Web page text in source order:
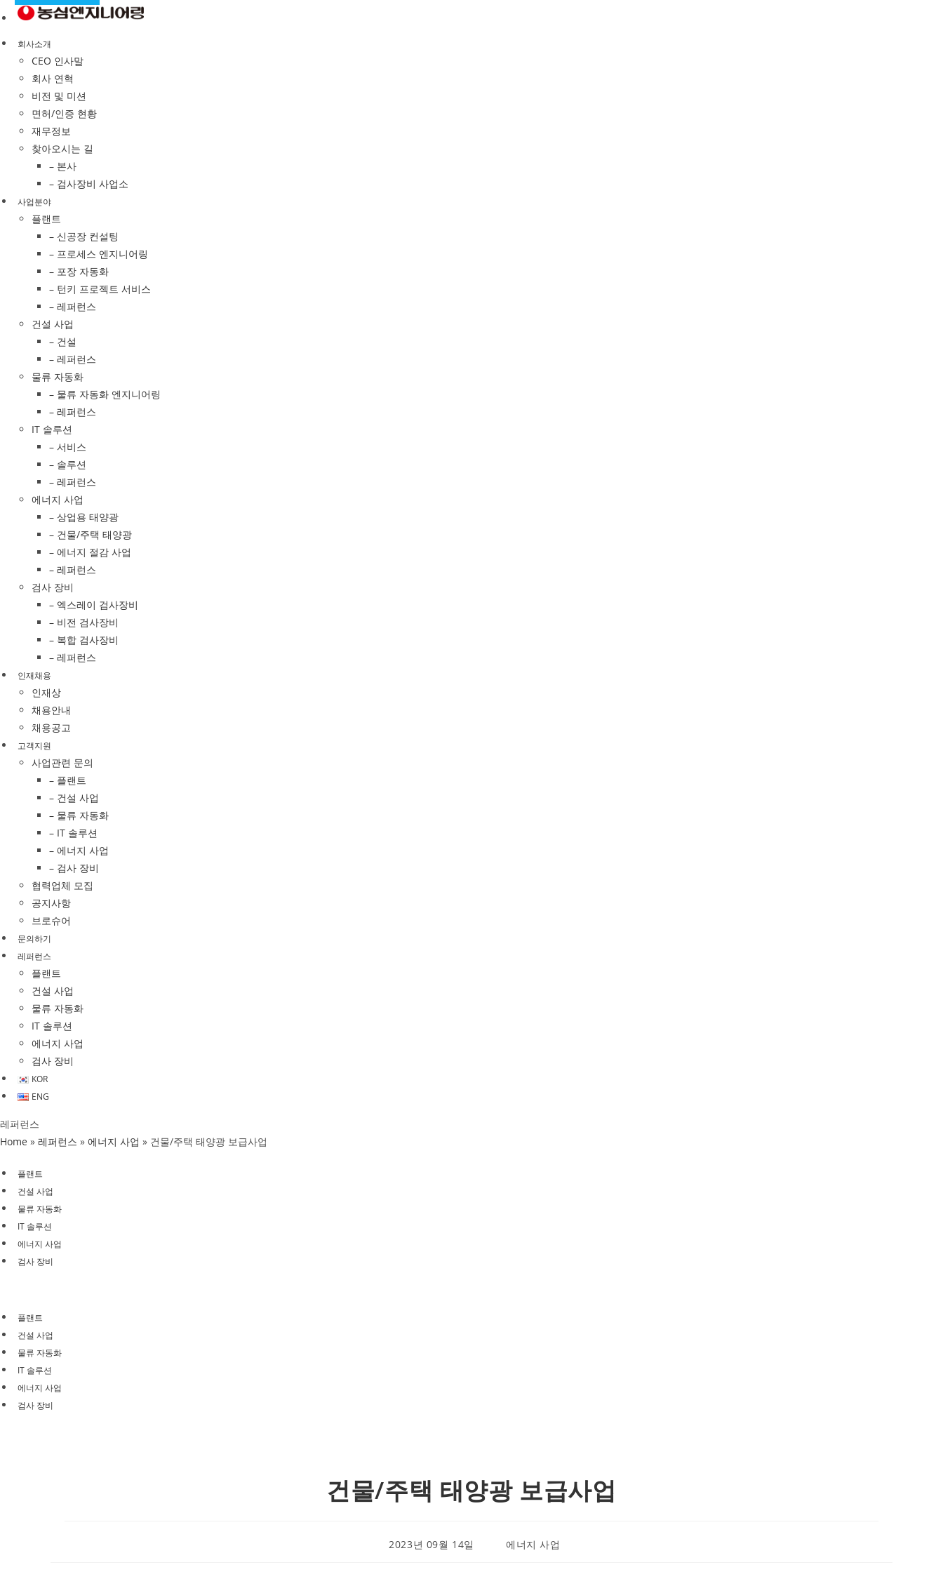
회사소개
CEO 인사말
회사 연혁
비전 및 미션
면허/인증 현황
재무정보
찾아오시는 길
– 본사
– 검사장비 사업소
사업분야
플랜트
– 신공장 컨설팅
– 프로세스 엔지니어링
– 포장 자동화
– 턴키 프로젝트 서비스
– 레퍼런스
건설 사업
– 건설
– 레퍼런스
물류 자동화
– 물류 자동화 엔지니어링
– 레퍼런스
IT 솔루션
– 서비스
– 솔루션
– 레퍼런스
에너지 사업
– 상업용 태양광
– 건물/주택 태양광
– 에너지 절감 사업
– 레퍼런스
검사 장비
– 엑스레이 검사장비
– 비전 검사장비
– 복합 검사장비
– 레퍼런스
인재채용
인재상
채용안내
채용공고
고객지원
사업관련 문의
– 플랜트
– 건설 사업
– 물류 자동화
– IT 솔루션
– 에너지 사업
– 검사 장비
협력업체 모집
공지사항
브로슈어
문의하기
레퍼런스
플랜트
건설 사업
물류 자동화
IT 솔루션
에너지 사업
검사 장비
KOR
ENG
레퍼런스
Home » 레퍼런스 » 에너지 사업 » 건물/주택 태양광 보급사업
Menu플랜트
건설 사업
물류 자동화
IT 솔루션
에너지 사업
검사 장비
Menu플랜트
건설 사업
물류 자동화
IT 솔루션
에너지 사업
검사 장비
건물/주택 태양광 보급사업
Post
2023년 09월 14일
Post
에너지 사업